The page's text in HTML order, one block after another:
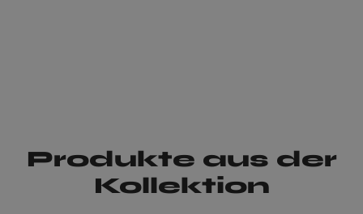
Produkte aus der
Kollektion